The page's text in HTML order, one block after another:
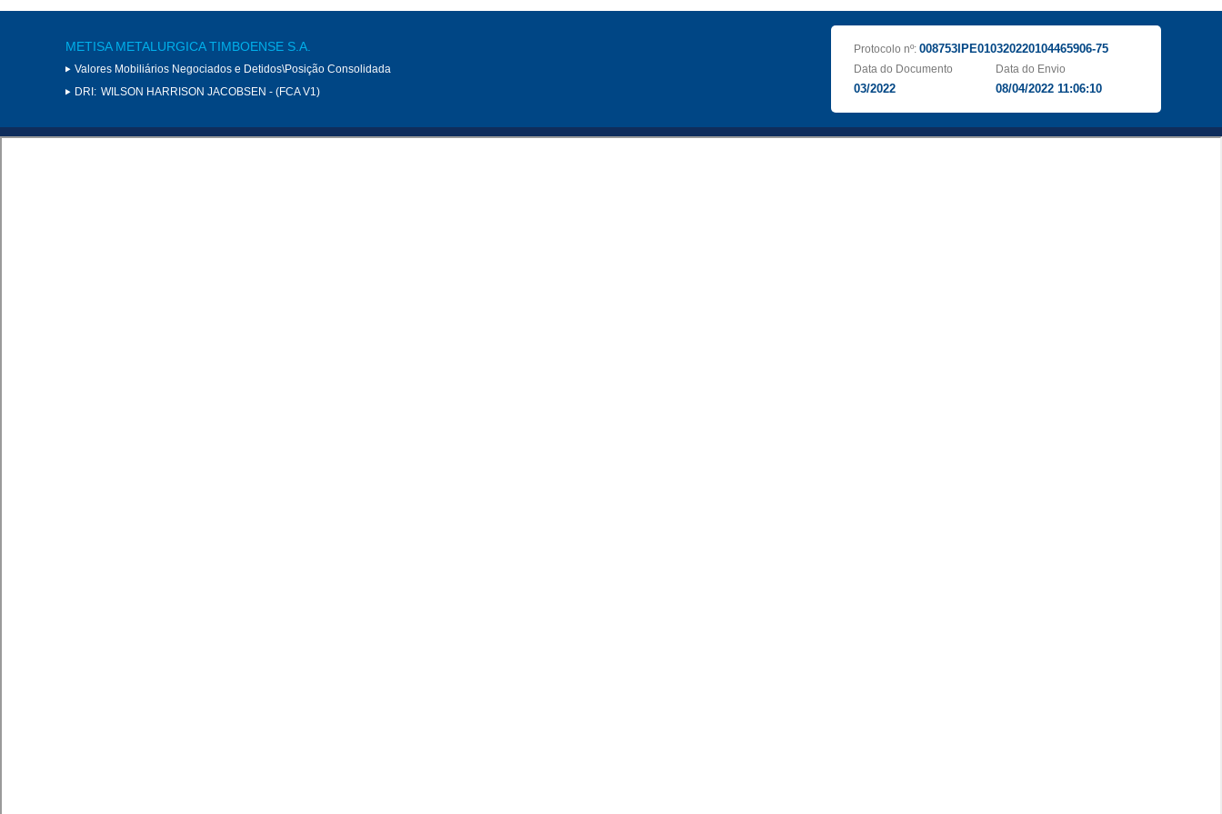
METISA METALURGICA TIMBOENSE S.A.
Valores Mobiliários Negociados e Detidos\Posição Consolidada
DRI: WILSON HARRISON JACOBSEN - (FCA V1)
Protocolo nº: 008753IPE010320220104465906-75
Data do Documento
03/2022
Data do Envio
08/04/2022 11:06:10